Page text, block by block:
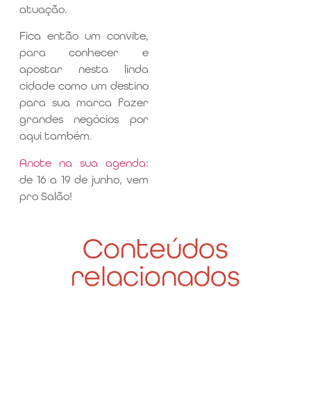
atuação.
Fica então um convite,
para conhecer e
apostar nesta linda
cidade como um destino
para sua marca fazer
grandes negócios por
aqui também.
Anote na sua agenda:
de 16 a 19 de junho, vem
pro Salão!
Conteúdos
relacionados